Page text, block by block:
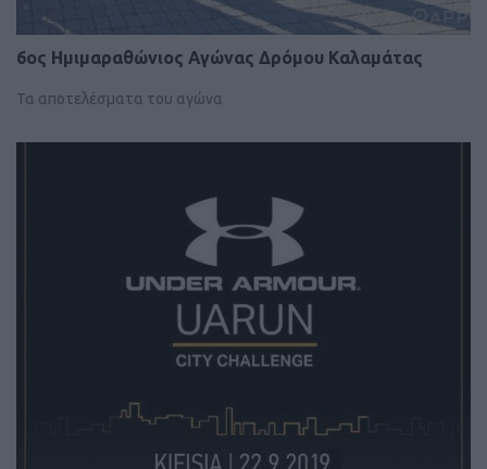
6ος Ημιμαραθώνιος Αγώνας Δρόμου Καλαμάτας
Τα αποτελέσματα του αγώνα